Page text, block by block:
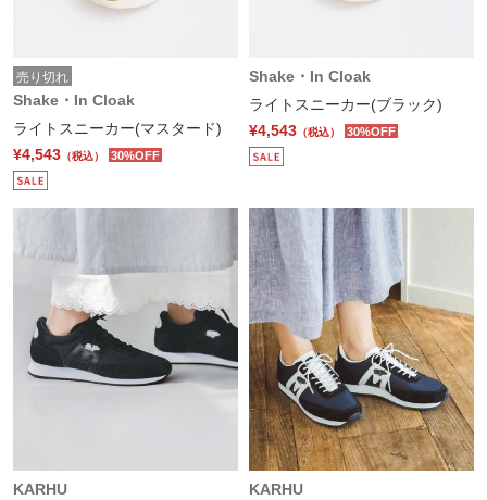
売り切れ
Shake・In Cloak
ライトスニーカー(マスタード)
¥4,543 （税込） 30%OFF
Shake・In Cloak
ライトスニーカー(ブラック)
¥4,543 （税込） 30%OFF
KARHU
KARHU